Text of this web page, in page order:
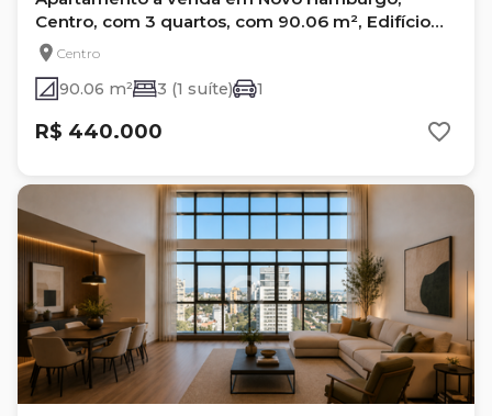
Centro, com 3 quartos, com 90.06 m², Edifício
Monaliza
Centro
90.06 m² 3 (1 suíte) 1
R$ 440.000